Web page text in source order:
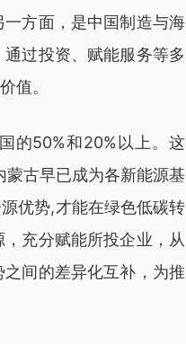
方面，是中国制造与海
过投资、赋能服务等多
值。
的50%和20%以上。这
蒙古早已成为各新能源基
优势,才能在绿色低碳转
充分赋能所投企业，从
间的差异化互补，为推